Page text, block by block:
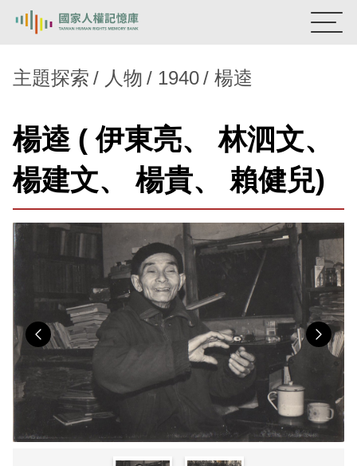
新生訓導處
蛋殼畫 送物單
主題探索
背景知識
關於我們
意見信箱
主題探索 人物 1940 楊逵
楊逵 ( 伊東亮、 林泗文、
楊建文、 楊貴、 賴健兒)
Previous